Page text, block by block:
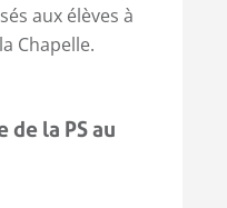
aux élèves à
Chapelle.
la PS au